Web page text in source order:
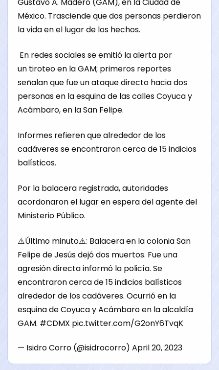
Gustavo A. Madero (GAM), en la Ciudad de
México. Trasciende que dos personas perdieron
la vida en el lugar de los hechos.
En redes sociales se emitió la alerta por
un tiroteo en la GAM; primeros reportes
señalan que fue un ataque directo hacia dos
personas en la esquina de las calles Coyuca y
Acámbaro, en la San Felipe.
Informes refieren que alrededor de los
cadáveres se encontraron cerca de 15 indicios
balísticos.
Por la balacera registrada, autoridades
acordonaron el lugar en espera del agente del
Ministerio Público.
⚠️Último minuto⚠️: Balacera en la colonia San
Felipe de Jesús dejó dos muertos. Fue una
agresión directa informó la policía. Se
encontraron cerca de 15 indicios balísticos
alrededor de los cadáveres. Ocurrió en la
esquina de Coyuca y Acámbaro en la alcaldía
GAM. #CDMX pic.twitter.com/G2onY6TvqK
— Isidro Corro (@isidrocorro) April 20, 2023